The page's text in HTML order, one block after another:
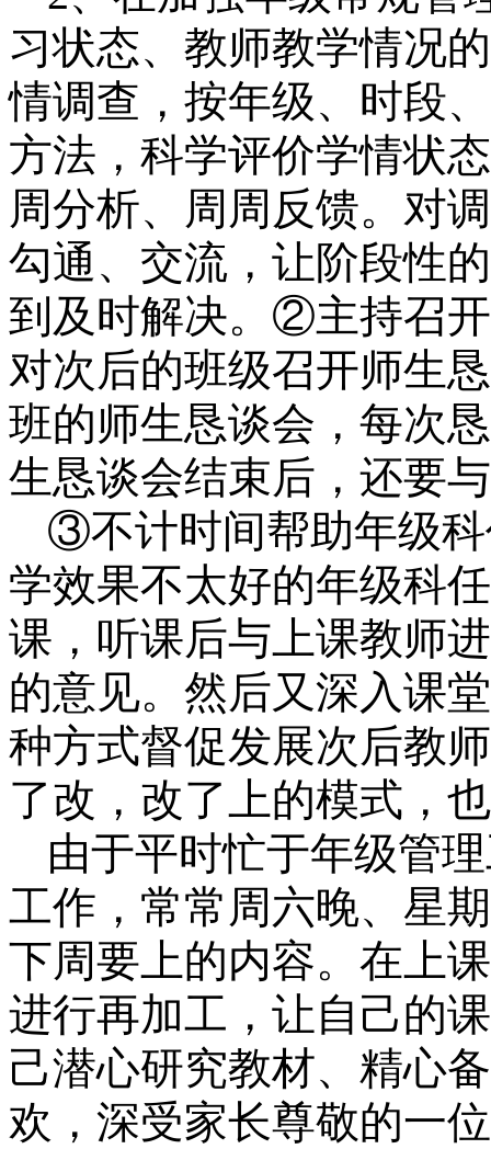
习状态、教师教学情况
情调查，按年级、时段
方法，科学评价学情状
周分析、周周反馈。对
勾通、交流，让阶段性
到及时解决。②主持召
对次后的班级召开师生
班的师生恳谈会，每次
生恳谈会结束后，还要
③不计时间帮助年级
学效果不太好的年级科
课，听课后与上课教师
的意见。然后又深入课
种方式督促发展次后教
了改，改了上的模式，
由于平时忙于年级管
工作，常常周六晚、星
下周要上的内容。在上
进行再加工，让自己的
己潜心研究教材、精心
欢，深受家长尊敬的一